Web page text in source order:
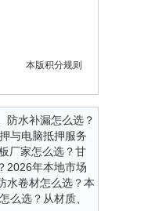
本版积分规则
防水补漏怎么选？
南
与电脑抵押服务
厂家怎么选？甘
榜单
2026年本地市场
水卷材怎么选？本
么选？从材质、